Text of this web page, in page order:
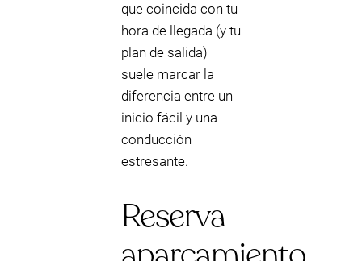
que coincida con tu
hora de llegada (y tu
plan de salida)
suele marcar la
diferencia entre un
inicio fácil y una
conducción
estresante.
Reserva